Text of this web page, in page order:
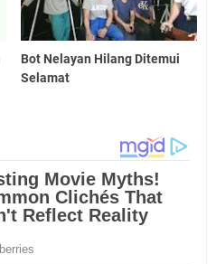
Bot Nelayan Hilang Ditemui
Selamat